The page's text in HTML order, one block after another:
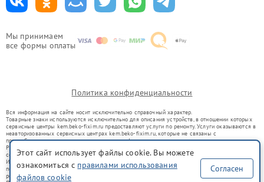
Мы принимаем
все формы оплаты
Политика конфиденциальности
Вся информация на сайте носит исключительно справочный характер.
Товарные знаки используются исключительно для описания устройств, в отношении которых
сервисные центры kem.beko-fixim.ru предоставляют услуги по ремонту. Услуги оказываются в
неавторизованных сервисных центрах kem.beko-fixim.ru, которые не связаны с
правообладателями товарных знаков или их официальными представителями.
Ремонт осуществляется для устройств, уже введенных в гражданский оборот в соответствии
со статьей 1487 ГК РФ.
Использование товарных знаков не преследует цели индивидуализации услуг или введения
потребителей в заблуждение, а служит для информирования о предоставляемых услугах по
ремонту техники указанных брендов.
Этот сайт использует файлы cookie. Вы можете
ознакомиться с правилами использования
файлов cookie
Согласен